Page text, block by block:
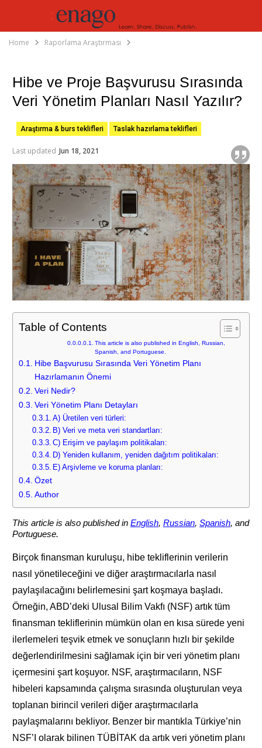
Home Raporlama Araştırması
Hibe ve Proje Başvurusu Sırasında
Veri Yönetim Planları Nasıl Yazılır?
Araştırma & burs teklifleri Taslak hazırlama teklifleri
Last updated Jun 18, 2021
Table of Contents
This article is also published in English, Russian,
Spanish, and Portuguese.
Hibe Başvurusu Sırasında Veri Yönetim Planı
Hazırlamanın Önemi
Veri Nedir?
Veri Yönetim Planı Detayları
A) Üretilen veri türleri:
B) Veri ve meta veri standartları:
C) Erişim ve paylaşım politikaları:
D) Yeniden kullanım, yeniden dağıtım politikaları:
E) Arşivleme ve koruma planları:
Özet
Author
This article is also published in English, Russian, Spanish, and
Portuguese.
Birçok finansman kuruluşu, hibe tekliflerinin verilerin
nasıl yönetileceğini ve diğer araştırmacılarla nasıl
paylaşılacağını belirlemesini şart koşmaya başladı.
Örneğin, ABD’deki Ulusal Bilim Vakfı (NSF) artık tüm
finansman tekliflerinin mümkün olan en kısa sürede yeni
ilerlemeleri teşvik etmek ve sonuçların hızlı bir şekilde
değerlendirilmesini sağlamak için bir veri yönetim planı
içermesini şart koşuyor. NSF, araştırmacıların, NSF
hibeleri kapsamında çalışma sırasında oluşturulan veya
toplanan birincil verileri diğer araştırmacılarla
paylaşmalarını bekliyor. Benzer bir mantıkla Türkiye’nin
NSF’I olarak bilinen TÜBİTAK da artık veri yönetim planı